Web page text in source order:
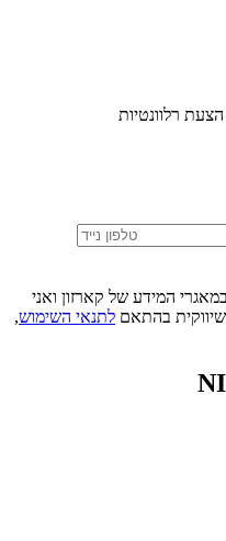
רלוונטיות
המידע של קארזון ואני
בהתאם לתנאי השימוש,